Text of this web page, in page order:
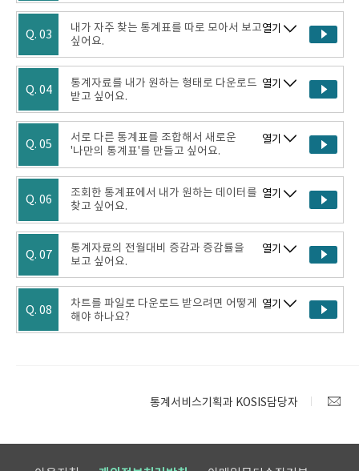
Q. 03
내가 자주 찾는 통계표를 따로 모아서 보고
싶어요.
열기
Q. 04
통계자료를 내가 원하는 형태로 다운로드
받고 싶어요.
열기
Q. 05
서로 다른 통계표를 조합해서 새로운
'나만의 통계표'를 만들고 싶어요.
열기
Q. 06
조회한 통계표에서 내가 원하는 데이터를
찾고 싶어요.
열기
Q. 07
통계자료의 전월대비 증감과 증감률을
보고 싶어요.
열기
Q. 08
차트를 파일로 다운로드 받으려면 어떻게
해야 하나요?
열기
통계서비스기획과 KOSIS담당자